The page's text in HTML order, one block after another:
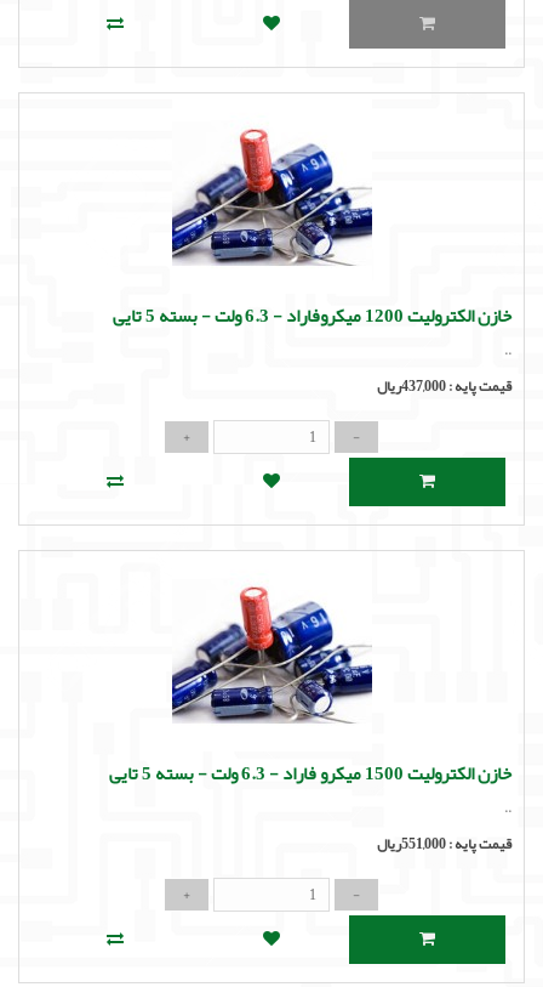
خازن الکترولیت 1200 میکروفاراد - 6.3 ولت - بسته 5 تایی
..
قیمت پایه :437,000ریال
خازن الکترولیت 1500 میکرو فاراد - 6.3 ولت - بسته 5 تایی
..
قیمت پایه :551,000ریال